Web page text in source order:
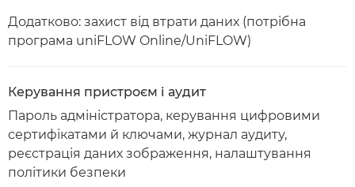
Додатково: захист від втрати даних (потрібна
програма uniFLOW Online/UniFLOW)
Керування пристроєм і аудит
Пароль адміністратора, керування цифровими
сертифікатами й ключами, журнал аудиту,
реєстрація даних зображення, налаштування
політики безпеки